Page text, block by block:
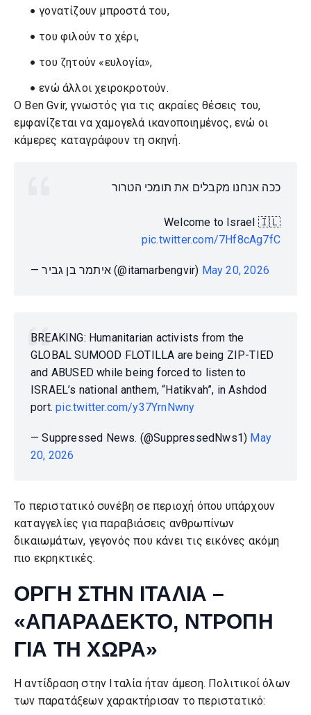
γονατίζουν μπροστά του,
του φιλούν το χέρι,
του ζητούν «ευλογία»,
ενώ άλλοι χειροκροτούν.
Ο Ben Gvir, γνωστός για τις ακραίες θέσεις του,
εμφανίζεται να χαμογελά ικανοποιημένος, ενώ οι
κάμερες καταγράφουν τη σκηνή.
ככה אנחנו מקבלים את תומכי הטרור
Welcome to Israel 🇮🇱
pic.twitter.com/7Hf8cAg7fC
— איתמר בן גביר (@itamarbengvir) May 20, 2026
BREAKING: Humanitarian activists from the
GLOBAL SUMOOD FLOTILLA are being ZIP-TIED
and ABUSED while being forced to listen to
ISRAEL’s national anthem, “Hatikvah”, in Ashdod
port.pic.twitter.com/y37YrnNwny
— Suppressed News. (@SuppressedNws1) May
20, 2026
Το περιστατικό συνέβη σε περιοχή όπου υπάρχουν
καταγγελίες για παραβιάσεις ανθρωπίνων
δικαιωμάτων, γεγονός που κάνει τις εικόνες ακόμη
πιο εκρηκτικές.
ΟΡΓΗ ΣΤΗΝ ΙΤΑΛΙΑ –
«ΑΠΑΡΑΔΕΚΤΟ, ΝΤΡΟΠΗ
ΓΙΑ ΤΗ ΧΩΡΑ»
Η αντίδραση στην Ιταλία ήταν άμεση. Πολιτικοί όλων
των παρατάξεων χαρακτήρισαν το περιστατικό: